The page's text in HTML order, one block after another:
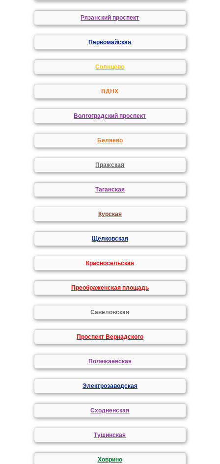
Рязанский проспект
Первомайская
Солнцево
ВДНХ
Волгоградский проспект
Беляево
Пражская
Таганская
Курская
Щелковская
Красносельская
Преображенская площадь
Савеловская
Проспект Вернадского
Полежаевская
Электрозаводская
Сходненская
Тушинская
Ховрино